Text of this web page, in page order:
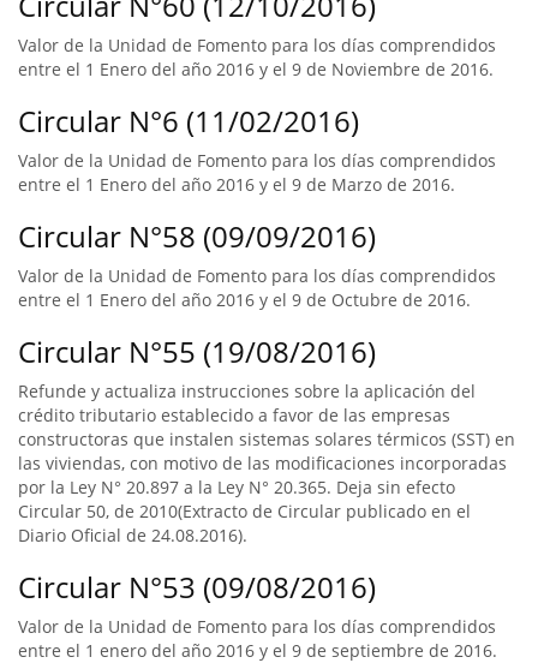
Valor de la Unidad de Fomento para los días comprendidos
entre el 1 Enero del año 2016 y el 9 de Noviembre de 2016.
Circular N°6 (11/02/2016)
Valor de la Unidad de Fomento para los días comprendidos
entre el 1 Enero del año 2016 y el 9 de Marzo de 2016.
Circular N°58 (09/09/2016)
Valor de la Unidad de Fomento para los días comprendidos
entre el 1 Enero del año 2016 y el 9 de Octubre de 2016.
Circular N°55 (19/08/2016)
Refunde y actualiza instrucciones sobre la aplicación del
crédito tributario establecido a favor de las empresas
constructoras que instalen sistemas solares térmicos (SST) en
las viviendas, con motivo de las modificaciones incorporadas
por la Ley N° 20.897 a la Ley N° 20.365. Deja sin efecto
Circular 50, de 2010(Extracto de Circular publicado en el
Diario Oficial de 24.08.2016).
Circular N°53 (09/08/2016)
Valor de la Unidad de Fomento para los días comprendidos
entre el 1 enero del año 2016 y el 9 de septiembre de 2016.